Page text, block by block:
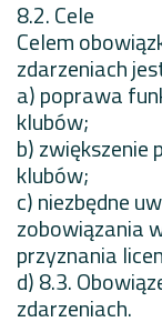
8.2. Cele
Celem
zdarzeniach
a) poprawa
klubów;
b) zwiększenie
klubów;
c) niezbędne
zobowiązania
przyznania
d) 8.3.
zdarzeniach.